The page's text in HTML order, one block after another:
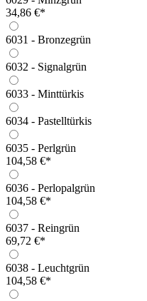
34,86 €*
6031 - Bronzegrün
6032 - Signalgrün
6033 - Minttürkis
6034 - Pastelltürkis
6035 - Perlgrün
104,58 €*
6036 - Perlopalgrün
104,58 €*
6037 - Reingrün
69,72 €*
6038 - Leuchtgrün
104,58 €*